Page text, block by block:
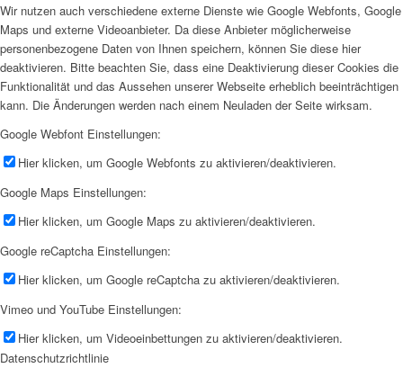
Wir nutzen auch verschiedene externe Dienste wie Google Webfonts, Google
Maps und externe Videoanbieter. Da diese Anbieter möglicherweise
personenbezogene Daten von Ihnen speichern, können Sie diese hier
deaktivieren. Bitte beachten Sie, dass eine Deaktivierung dieser Cookies die
Funktionalität und das Aussehen unserer Webseite erheblich beeinträchtigen
kann. Die Änderungen werden nach einem Neuladen der Seite wirksam.
Google Webfont Einstellungen:
Hier klicken, um Google Webfonts zu aktivieren/deaktivieren.
Google Maps Einstellungen:
Hier klicken, um Google Maps zu aktivieren/deaktivieren.
Google reCaptcha Einstellungen:
Hier klicken, um Google reCaptcha zu aktivieren/deaktivieren.
Vimeo und YouTube Einstellungen:
Hier klicken, um Videoeinbettungen zu aktivieren/deaktivieren.
Datenschutzrichtlinie